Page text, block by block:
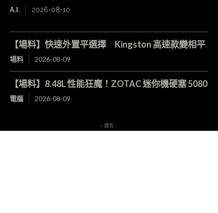
A.I. 2026-08-10
【場料】快速外置平選擇 Kingston 高速款變相平
場料 2026-08-09
【場料】8.48L 性能狂魔！ZOTAC 迷你機硬塞 5080
電腦 2026-08-09
- 廣告 -